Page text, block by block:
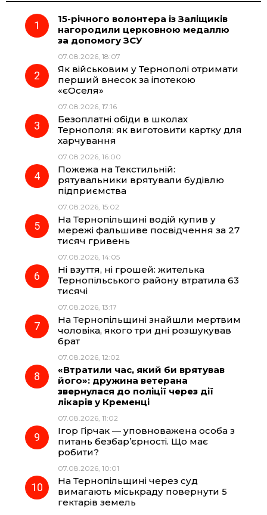
e
o
k
e
r
a
m
t
A
15-річного волонтера із Заліщиків
нагородили церковною медаллю
за допомогу ЗСУ
07.08.2026, 18:07
Як військовим у Тернополі отримати
перший внесок за іпотекою
«єОселя»
07.08.2026, 17:16
Безоплатні обіди в школах
Тернополя: як виготовити картку для
харчування
07.08.2026, 16:00
Пожежа на Текстильній:
рятувальники врятували будівлю
підприємства
07.08.2026, 15:02
На Тернопільщині водій купив у
мережі фальшиве посвідчення за 27
тисяч гривень
07.08.2026, 14:05
Ні взуття, ні грошей: жителька
Тернопільського району втратила 63
тисячі
07.08.2026, 13:17
На Тернопільщині знайшли мертвим
чоловіка, якого три дні розшукував
брат
07.08.2026, 12:02
«Втратили час, який би врятував
його»: дружина ветерана
звернулася до поліції через дії
лікарів у Кременці
07.08.2026, 11:02
Ігор Гірчак — уповноважена особа з
питань безбар’єрності. Що має
робити?
07.08.2026, 10:01
На Тернопільщині через суд
вимагають міськраду повернути 5
гектарів земель